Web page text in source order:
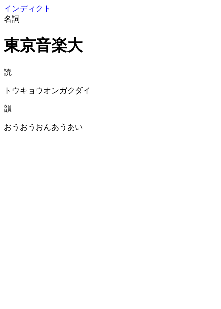
インディクト
名詞
東京音楽大
読
トウキョウオンガクダイ
韻
おうおうおんあうあい